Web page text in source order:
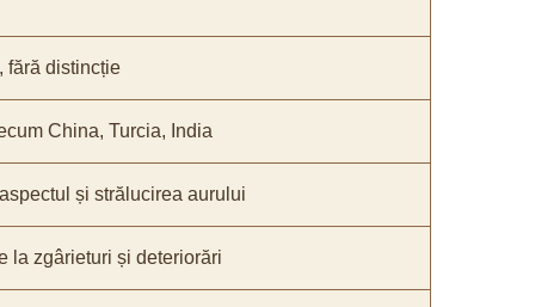
fără distincție
China, Turcia, India
și strălucirea aurului
la zgârieturi și deteriorări